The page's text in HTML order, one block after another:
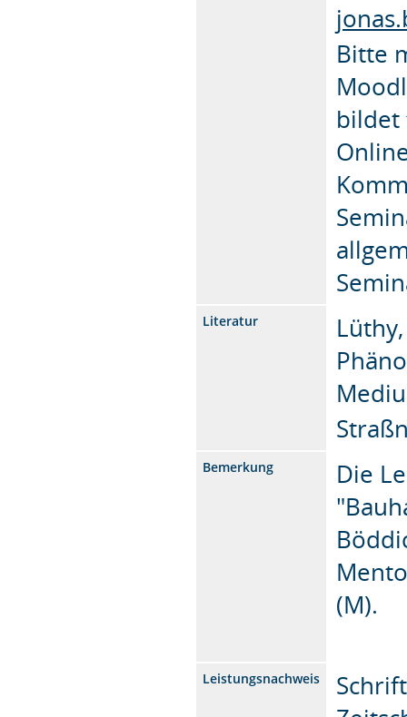
Bitte
bildet
Literatur
Bemerkung
Die
(M).
Leistungsnachweis